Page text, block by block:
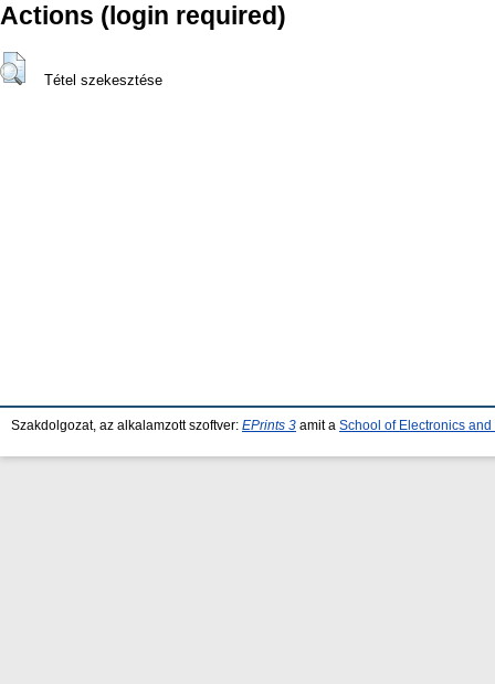
Actions (login required)
Tétel szekesztése
Szakdolgozat, az alkalamzott szoftver: EPrints 3 amit a School of Electronics